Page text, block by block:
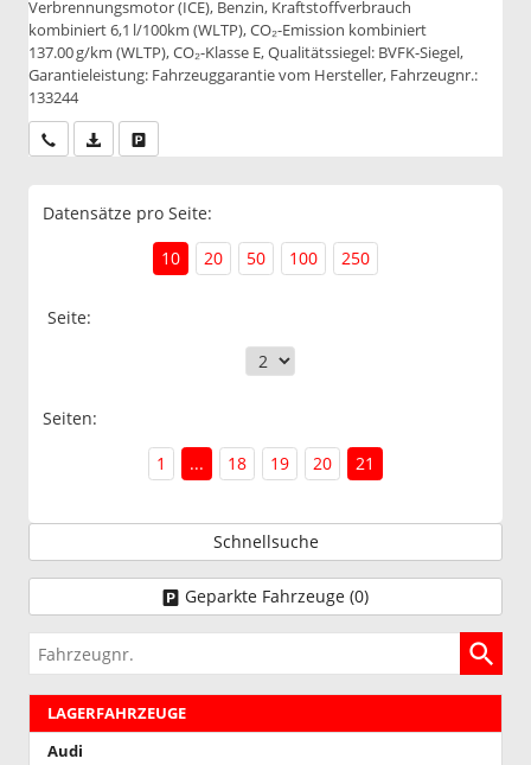
Verbrennungsmotor (ICE), Benzin, Kraftstoffverbrauch
kombiniert 6,1 l/100km (WLTP), CO₂-Emission kombiniert
137.00 g/km (WLTP), CO₂-Klasse E, Qualitätssiegel: BVFK-Siegel,
Garantieleistung: Fahrzeuggarantie vom Hersteller, Fahrzeugnr.:
133244
Wir rufen Sie anPDF-Datei, Fahrzeugexposé drucken
Datensätze pro Seite:
10
20 50 100 250
Seite:
Seiten:
1
... 18 19 20 21
Schnellsuche
Geparkte Fahrzeuge (0)
Fahrzeugnr.
LAGERFAHRZEUGE
Audi